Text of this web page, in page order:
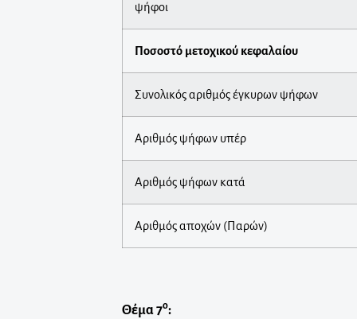
ψήφοι
Ποσοστό μετοχικού κεφαλαίου
Συνολικός αριθμός έγκυρων ψήφων
Αριθμός ψήφων υπέρ
Αριθμός ψήφων κατά
Αριθμός αποχών (Παρών)
Θέμα 7ο: